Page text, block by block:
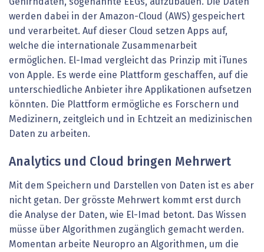
werden dabei in der Amazon-Cloud (AWS) gespeichert
und verarbeitet. Auf dieser Cloud setzen Apps auf,
welche die internationale Zusammenarbeit
ermöglichen. El-Imad vergleicht das Prinzip mit iTunes
von Apple. Es werde eine Plattform geschaffen, auf die
unterschiedliche Anbieter ihre Applikationen aufsetzen
könnten. Die Plattform ermögliche es Forschern und
Medizinern, zeitgleich und in Echtzeit an medizinischen
Daten zu arbeiten.
Analytics und Cloud bringen Mehrwert
Mit dem Speichern und Darstellen von Daten ist es aber
nicht getan. Der grösste Mehrwert kommt erst durch
die Analyse der Daten, wie El-Imad betont. Das Wissen
müsse über Algorithmen zugänglich gemacht werden.
Momentan arbeite Neuropro an Algorithmen, um die